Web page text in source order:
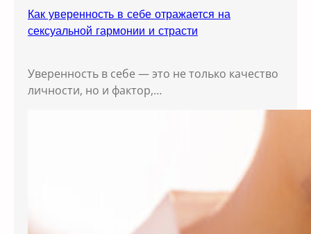
Как уверенность в себе отражается на
сексуальной гармонии и страсти
Уверенность в себе — это не только качество
личности, но и фактор,…